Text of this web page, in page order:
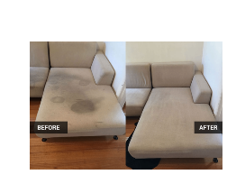
thảm chuyên
hà nội..
THẢM TẠI NHÀ CỦA QHT VIỆT
dịch vụ cung cấp, chúng tôi
và đánh giá cao về chất lượng cũng
cho không gian sống sang trọng